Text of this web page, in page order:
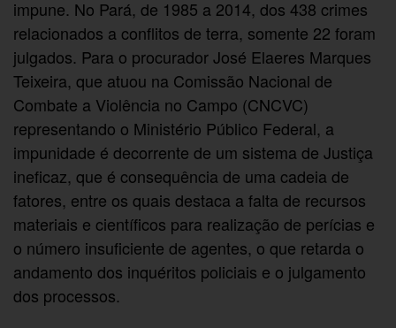
impune. No Pará, de 1985 a 2014, dos 438 crimes
relacionados a conflitos de terra, somente 22 foram
julgados. Para o procurador José Elaeres Marques
Teixeira, que atuou na Comissão Nacional de
Combate a Violência no Campo (CNCVC)
representando o Ministério Público Federal, a
impunidade é decorrente de um sistema de Justiça
ineficaz, que é consequência de uma cadeia de
fatores, entre os quais destaca a falta de recursos
materiais e científicos para realização de perícias e
o número insuficiente de agentes, o que retarda o
andamento dos inquéritos policiais e o julgamento
dos processos.